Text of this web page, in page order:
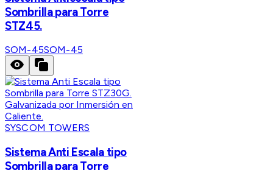
Sombrilla para Torre
STZ45.
SOM-45SOM-45
SYSCOM TOWERS
Sistema Anti Escala tipo
Sombrilla para Torre